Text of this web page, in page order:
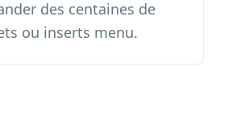
des centaines de
ou inserts menu.